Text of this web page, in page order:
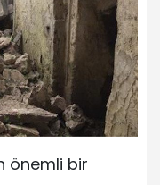
önemli bir